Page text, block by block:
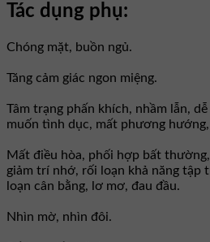
Tác dụng phụ:
Chóng mặt, buồn ngủ.
Tăng cảm giác ngon miệng.
Tâm trạng phấn khích, nhầm lẫn,
muốn tình dục, mất phương
Mất điều hòa, phối hợp bất
giảm trí nhớ, rối loạn khả năng tập
loạn cân bằng, lơ mơ, đau đầu.
Nhìn mờ, nhìn đôi.